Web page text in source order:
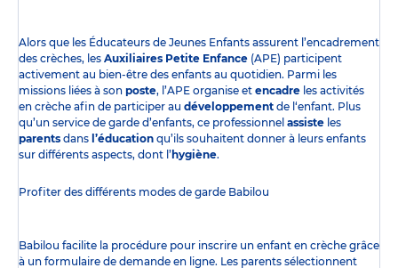
Alors que les Éducateurs de Jeunes Enfants assurent l’encadrement
des crèches, les Auxiliaires Petite Enfance (APE) participent
activement au bien-être des enfants au quotidien. Parmi les
missions liées à son poste, l’APE organise et encadre les activités
en crèche afin de participer au développement de l‘enfant. Plus
qu’un service de garde d’enfants, ce professionnel assiste les
parents dans l’éducation qu’ils souhaitent donner à leurs enfants
sur différents aspects, dont l’ hygiène.
Profiter des différents modes de garde Babilou
Babilou facilite la procédure pour inscrire un enfant en crèche grâce
à un formulaire de demande en ligne. Les parents sélectionnent